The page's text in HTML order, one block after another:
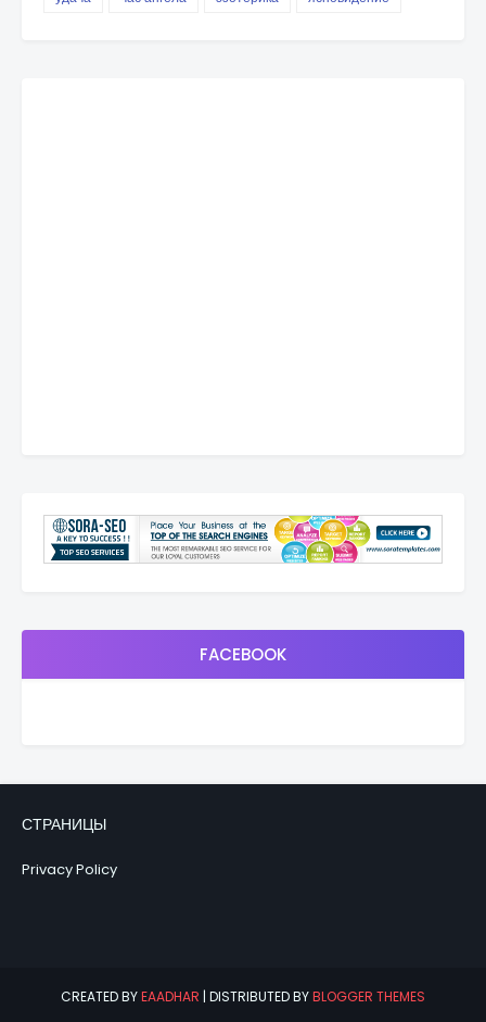
FACEBOOK
СТРАНИЦЫ
Privacy Policy
CREATED BYEAADHAR | DISTRIBUTED BYBLOGGER THEMES